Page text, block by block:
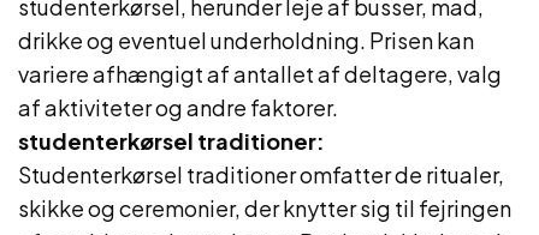
studenterkørsel, herunder leje af busser, mad,
drikke og eventuel underholdning. Prisen kan
variere afhængigt af antallet af deltagere, valg
af aktiviteter og andre faktorer.
studenterkørsel traditioner:
Studenterkørsel traditioner omfatter de ritualer,
skikke og ceremonier, der knytter sig til fejringen